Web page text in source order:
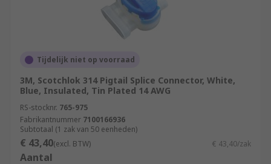
Tijdelijk niet op voorraad
3M, Scotchlok 314 Pigtail Splice Connector, White,
Blue, Insulated, Tin Plated 14 AWG
RS-stocknr. 765-975
Fabrikantnummer 7100166936
Subtotaal (1 zak van 50 eenheden)
€ 43,40(excl. BTW) € 43,40/zak
Aantal